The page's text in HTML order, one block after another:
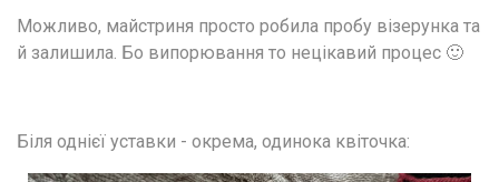
Можливо, майстриня просто робила пробу візерунка та
й залишила. Бо випорювання то нецікавий процес 🙂
Біля однієї уставки - окрема, одинока квіточка: